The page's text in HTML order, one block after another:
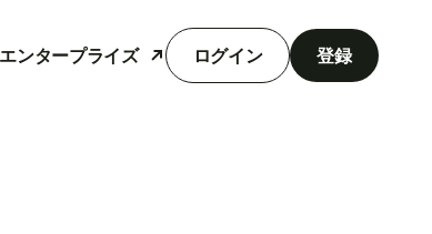
エンタープライズ ログイン 登録